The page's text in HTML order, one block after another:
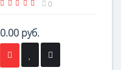
0
0.00 руб.